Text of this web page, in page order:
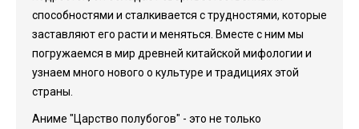
способностями и сталкивается с трудностями, которые
заставляют его расти и меняться. Вместе с ним мы
погружаемся в мир древней китайской мифологии и
узнаем много нового о культуре и традициях этой
страны.
Аниме "Царство полубогов" - это не только